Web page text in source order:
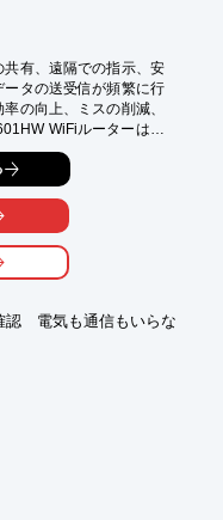
有、遠隔での指示、安
タの送受信が頻繁に行
の向上、ミスの削減、
WiFiルーターは、
設現場の様々なニーズ
像伝送
認 電気も通信もいらな